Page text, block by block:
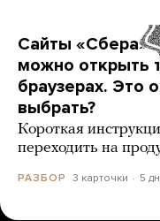
Сайты «Сбера»
можно открыть
браузерах. Это
выбрать?
Короткая
переходить на
РАЗБОР 3 карточки 5